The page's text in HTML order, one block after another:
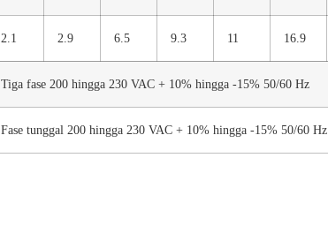
2.1 2.9 6.5 9.3 11 16.9
Tiga fase 200 hingga 230 VAC + 10% hingga -15% 50/60 Hz
Fase tunggal 200 hingga 230 VAC + 10% hingga -15% 50/60 Hz